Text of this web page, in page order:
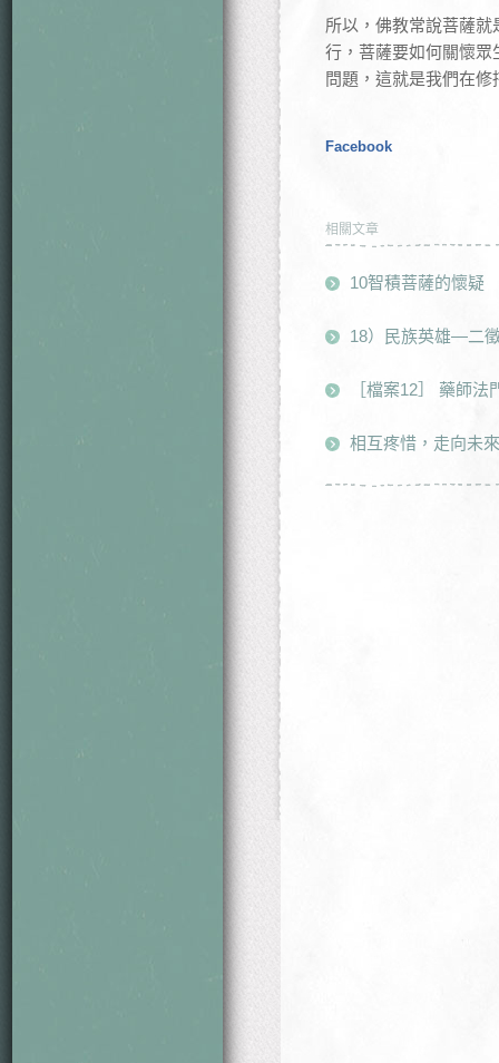
所以，佛教常說菩薩
行，菩薩要如何關懷
問題，這就是我們在
Facebook
相關文章
10智積菩薩的懷疑
18）民族英雄—二
［檔案12］ 藥師
相互疼惜，走向未來